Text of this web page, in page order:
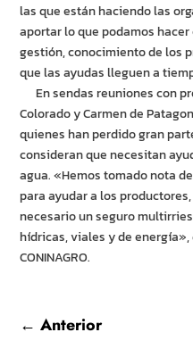
las que están haciendo las
aportar lo que podamos
gestión, conocimiento de los
que las ayudas lleguen a
En sendas reuniones con
Colorado y Carmen de
quienes han perdido gran
consideran que necesitan
agua. «Hemos tomado nota
para ayudar a los
necesario un seguro
hídricas, viales y de
CONINAGRO.
←Anterior